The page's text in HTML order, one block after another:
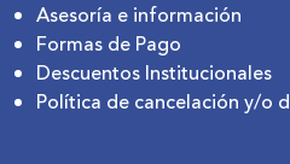
Asesoría e información
Formas de Pago
Descuentos Institucionales
Política de cancelación y/o